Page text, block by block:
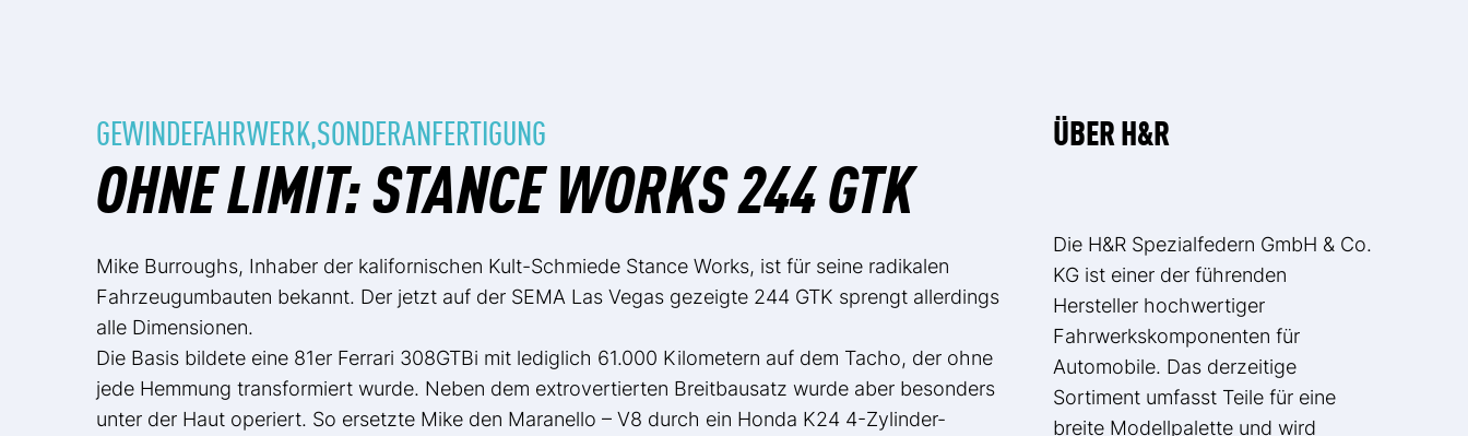
GEWINDEFAHRWERK,SONDERANFERTIGUNG
OHNE LIMIT: STANCE WORKS 244 GTK
Mike Burroughs, Inhaber der kalifornischen Kult-Schmiede Stance Works, ist für seine radikalen
Fahrzeugumbauten bekannt. Der jetzt auf der SEMA Las Vegas gezeigte 244 GTK sprengt allerdings
alle Dimensionen.
Die Basis bildete eine 81er Ferrari 308GTBi mit lediglich 61.000 Kilometern auf dem Tacho, der ohne
jede Hemmung transformiert wurde. Neben dem extrovertierten Breitbausatz wurde aber besonders
unter der Haut operiert. So ersetzte Mike den Maranello – V8 durch ein Honda K24 4-Zylinder-
ÜBER H&R
Die H&R Spezialfedern GmbH & Co.
KG ist einer der führenden
Hersteller hochwertiger
Fahrwerkskomponenten für
Automobile. Das derzeitige
Sortiment umfasst Teile für eine
breite Modellpalette und wird